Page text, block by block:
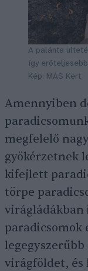
A palánta
így
Kép: MÁS Kert
Amennyiben
megfelelő
gyökérzetnek
kifejlett
törpe
virágládákban
paradicsomok
legegyszerűbb
virágföldet, és